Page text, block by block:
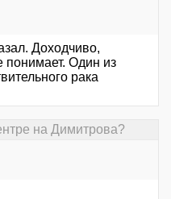
Доходчиво,
понимает. Один из
рака
на Димитрова?